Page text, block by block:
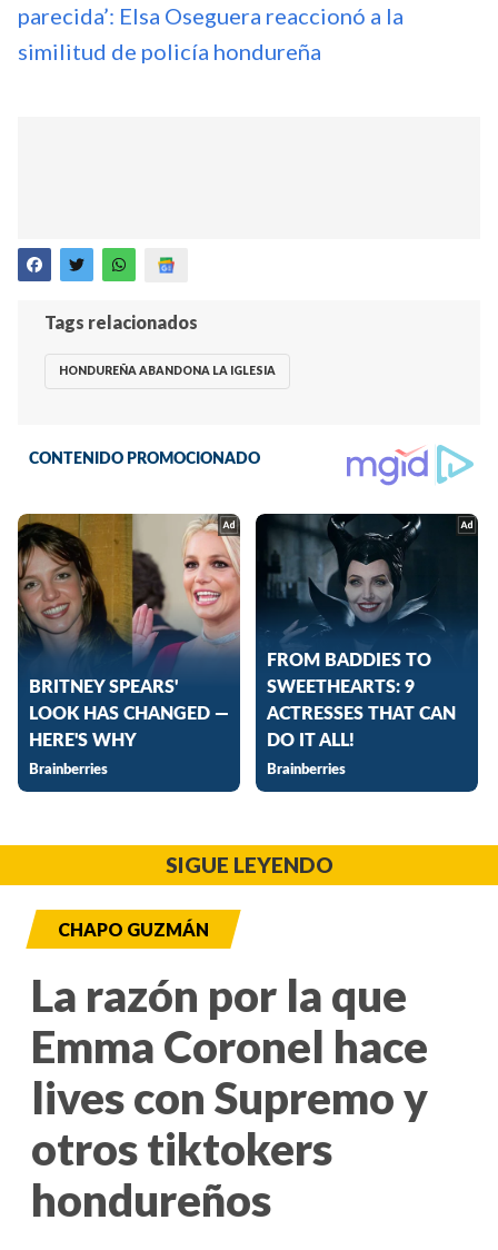
parecida’: Elsa Oseguera reaccionó a la
similitud de policía hondureña
Tags relacionados
HONDUREÑA ABANDONA LA IGLESIA
SIGUE LEYENDO
CHAPO GUZMÁN
La razón por la que
Emma Coronel hace
lives con Supremo y
otros tiktokers
hondureños